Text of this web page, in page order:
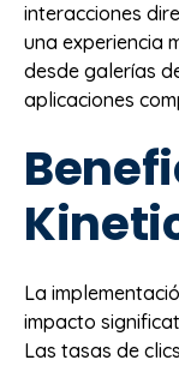
interacciones
una experiencia
desde galerías
aplicaciones
La
impacto
Las tasas de